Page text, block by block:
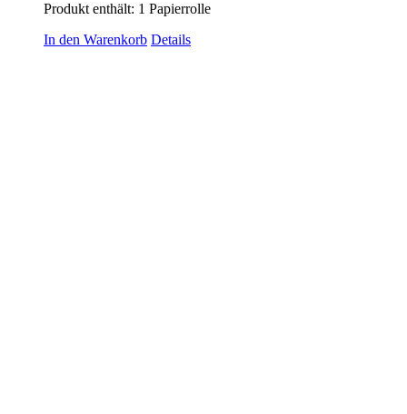
Produkt enthält: 1 Papierrolle
In den Warenkorb Details